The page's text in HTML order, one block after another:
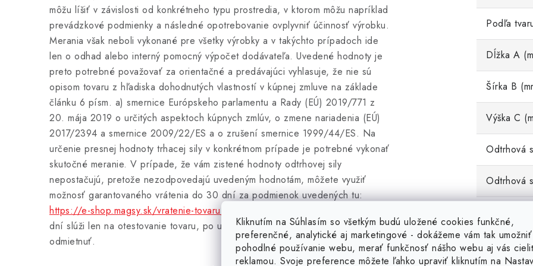
Kliknutím na Súhlasím so všetkým budú uložené cookies funkčné,
preferenčné, analytické aj marketingové - dokážeme vám tak umožniť
pohodlné používanie webu, merať funkčnosť nášho webu aj vás
reklamou. Svoje preference môžete ľahko upraviť kliknutím na
môžu líšiť v závislosti od konkrétneho typu prostredia, v ktorom môžu napríklad
prevádzkové podmienky a následné opotrebovanie ovplyvniť účinnosť výrobku.
Merania však neboli vykonané pre všetky výrobky a v takýchto prípadoch ide
len o odhad alebo interný pomocný výpočet dodávateľa. Uvedené hodnoty je
preto potrebné považovať za orientačné a predávajúci vyhlasuje, že nie sú
opisom tovaru z hľadiska dohodnutých vlastností v kúpnej zmluve na základe
článku 6 písm. a) smernice Európskeho parlamentu a Rady (EÚ) 2019/771 z
20. mája 2019 o určitých aspektoch kúpnych zmlúv, o zmene nariadenia (EÚ)
2017/2394 a smernice 2009/22/ES a o zrušení smernice 1999/44/ES. Na
určenie presnej hodnoty trhacej sily v konkrétnom prípade je potrebné vykonať
skutočné meranie. V prípade, že vám zistené hodnoty odtrhovej sily
nepostačujú, pretože nezodpovedajú uvedeným hodnotám, môžete využiť
možnosť garantovaného vrátenia do 30 dní za podmienok uvedených tu:
https://e-shop.magsy.sk/vratenie-tovaru/
dní slúži len na otestovanie tovaru, po uplynutí ktorých môže predajca vrátenie
odmietnuť.
Podľa
Dĺžka A
Šírka B
Výška C
Odtrhová
Odtrhová
Hmotnosť